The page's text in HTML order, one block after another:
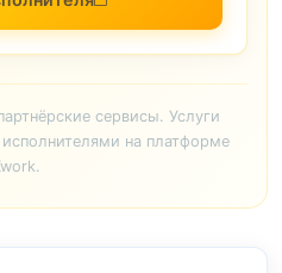
сервисы. Услуги
на платформе